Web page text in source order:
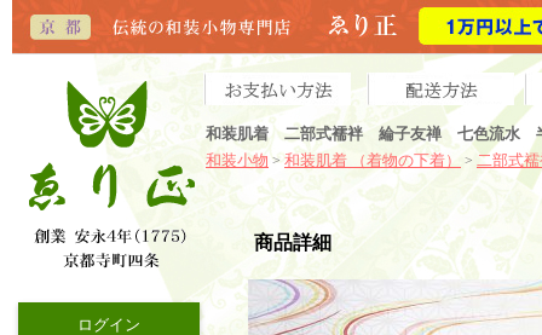
和装肌着 二部式襦袢 綸子友禅 七色流水
和装小物 > 和装肌着 （着物の下着） > 二部式
ログイン
商品詳細